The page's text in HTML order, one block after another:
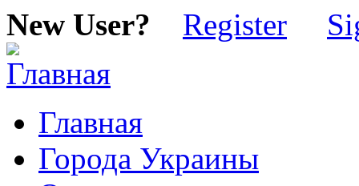
New User? Register
Главная
Города Украины